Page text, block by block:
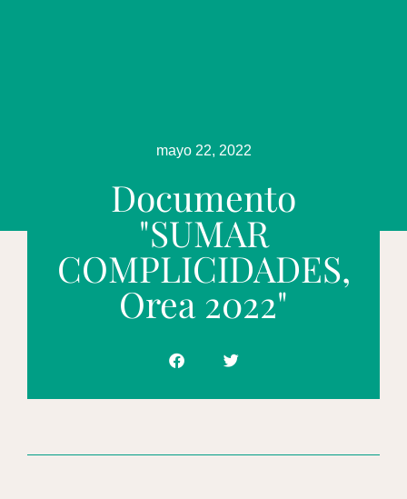
mayo 22, 2022
Documento
"SUMAR
COMPLICIDADES,
Orea 2022"